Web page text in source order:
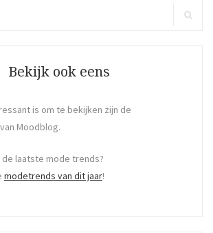
Bekijk ook eens
is om te bekijken zijn de
van Moodblog.
de laatste mode trends?
modetrends van dit jaar!